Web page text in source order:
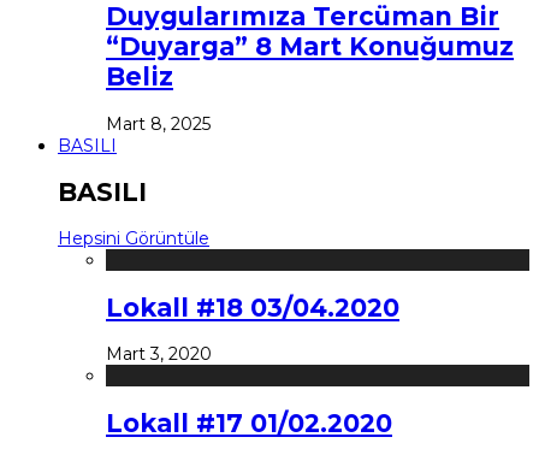
Duygularımıza Tercüman Bir
“Duyarga” 8 Mart Konuğumuz
Beliz
Mart 8, 2025
BASILI
BASILI
Hepsini Görüntüle
Lokall #18 03/04.2020
Mart 3, 2020
Lokall #17 01/02.2020